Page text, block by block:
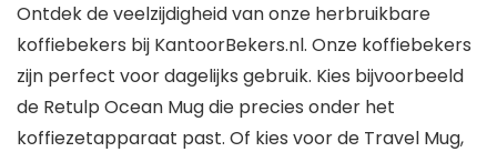
Ontdek de veelzijdigheid van onze herbruikbare
koffiebekers bij KantoorBekers.nl. Onze koffiebekers
zijn perfect voor dagelijks gebruik. Kies bijvoorbeeld
de Retulp Ocean Mug die precies onder het
koffiezetapparaat past. Of kies voor de Travel Mug,